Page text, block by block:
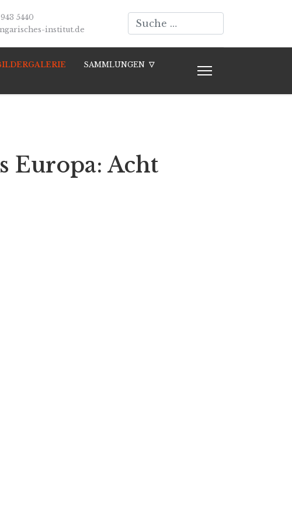
5440
institut.de
Suchen
SAMMLUNGEN
Europa: Acht